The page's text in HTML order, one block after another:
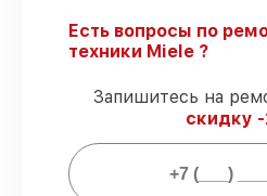
гарантируем
задержек.
Гарантийное
гарантийное
Мы гарантируем:
Есть вопросы по
техники Miele ?
Запишитесь на
скидку -